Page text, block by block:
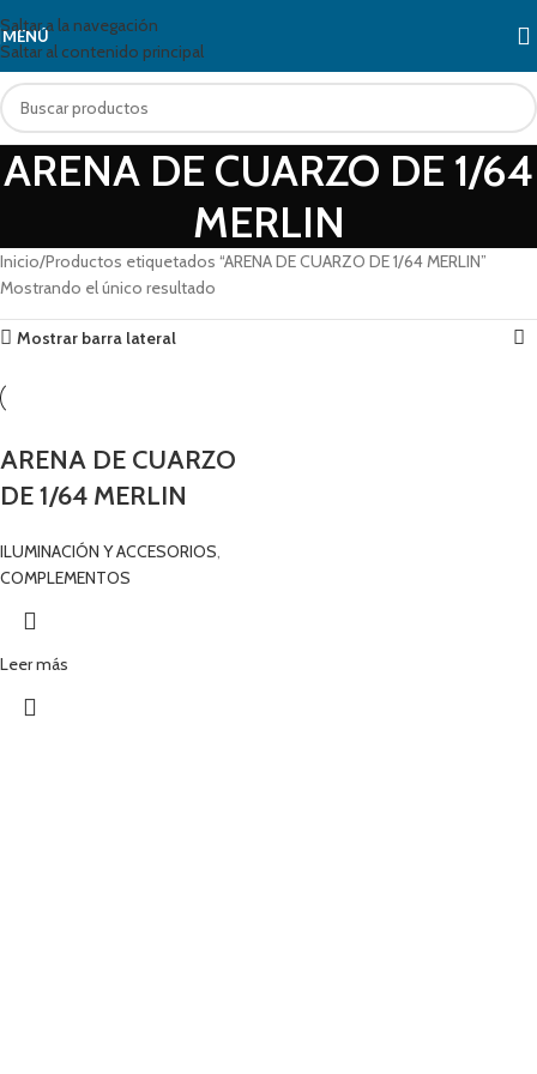
Saltar a la navegación
Saltar al contenido principal
MENÚ
ARENA DE CUARZO DE 1/64
MERLIN
Inicio Productos etiquetados “ARENA DE CUARZO DE 1/64 MERLIN”
Mostrando el único resultado
Mostrar barra lateral
ARENA DE CUARZO
DE 1/64 MERLIN
ILUMINACIÓN Y ACCESORIOS,
COMPLEMENTOS
Leer más